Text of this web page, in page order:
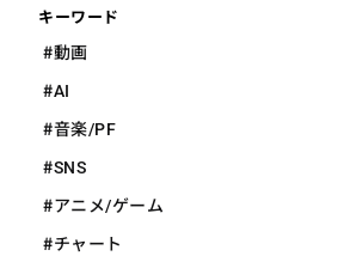
キーワード
#動画
#AI
#音楽/PF
#SNS
#アニメ/ゲーム
#チャート